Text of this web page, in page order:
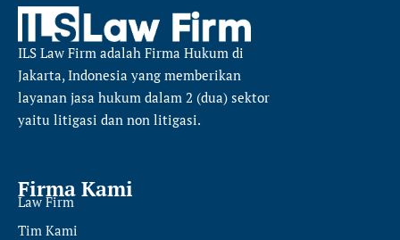
ILS Law Firm adalah Firma Hukum di
Jakarta, Indonesia yang memberikan
layanan jasa hukum dalam 2 (dua) sektor
yaitu litigasi dan non litigasi.
Firma Kami
Law Firm
Tim Kami